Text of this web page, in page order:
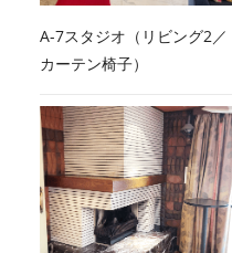
A-7スタジオ（リビング2／
カーテン椅子）